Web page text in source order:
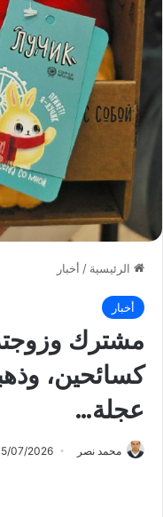
الرئيسية / أخبار
أخبار
مشترك
عجلة…
محمد نصر 07/2026